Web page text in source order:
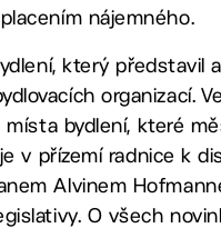
nájemného.
který představil
organizací.
bydlení, které
v přízemí radnice k
Alvinem
O všech